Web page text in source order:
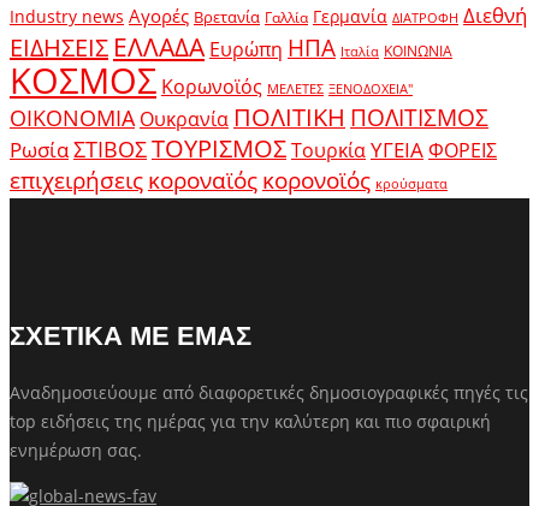
Industry news Αγορές Βρετανία Γαλλία Γερμανία ΔΙΑΤΡΟΦΗ Διεθνή
ΕΙΔΗΣΕΙΣ ΕΛΛΑΔΑ Ευρώπη ΗΠΑ Ιταλία ΚΟΙΝΩΝΙΑ
ΚΟΣΜΟΣ Κορωνοϊός ΜΕΛΕΤΕΣ ΞΕΝΟΔΟΧΕΙΑ"
ΟΙΚΟΝΟΜΙΑ Ουκρανία ΠΟΛΙΤΙΚΗ ΠΟΛΙΤΙΣΜΟΣ
ΡωσίαΣΤΙΒΟΣΤΟΥΡΙΣΜΟΣΤουρκίαΥΓΕΙΑΦΟΡΕΙΣ
επιχειρήσειςκοροναϊόςκορονοϊός κρούσματα
ΣΧΕΤΙΚΑ ΜΕ ΕΜΑΣ
Αναδημοσιεύουμε από διαφορετικές δημοσιογραφικές πηγές τις
top ειδήσεις της ημέρας για την καλύτερη και πιο σφαιρική
ενημέρωση σας.